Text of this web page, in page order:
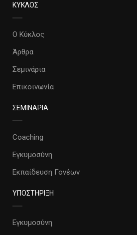
ΚΥΚΛΟΣ
Ο Κύκλος
Άρθρα
Σεμινάρια
Επικοινωνία
ΣΕΜΙΝΑΡΙΑ
Coaching
Εγκυμοσύνη
Εκπαίδευση Γονέων
ΥΠΟΣΤΗΡΙΞΗ
Εγκυμοσύνη